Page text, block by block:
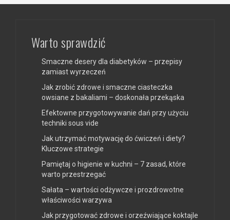
Warto sprawdzić
Smaczne desery dla diabetyków – przepisy
zamiast wyrzeczeń
Jak zrobić zdrowe i smaczne ciasteczka
owsiane z bakaliami – doskonała przekąska
Efektowne przygotowywanie dań przy użyciu
techniki sous vide
Jak utrzymać motywację do ćwiczeń i diety?
Kluczowe strategie
Pamiętaj o higienie w kuchni – 7 zasad, które
warto przestrzegać
Sałata – wartości odżywcze i prozdrowotne
właściwości warzywa
Jak przygotować zdrowe i orzeźwiające koktajle